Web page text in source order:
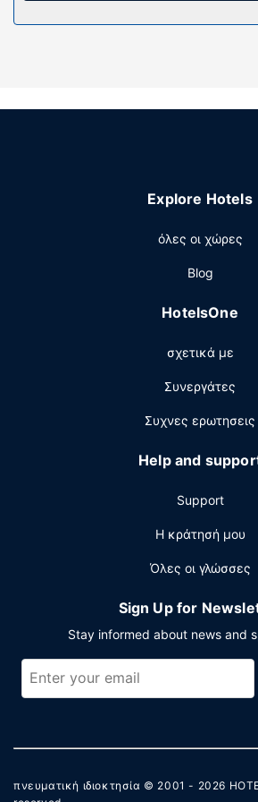
τον κήπο. Οι επιπλέον παροχές σε
Σερβίρεται δωρεάν πρωινό
Στις σημαντικές παροχές
αποσκευών. Στους χώρους μας θα
Explore Hotels
όλες οι χώρες
Blog
HotelsOne
σχετικά με
Συνεργάτες
Συχνες ερωτησεις
Help and
Support
Η κράτησή μου
Όλες οι γλώσσες
Sign Up for
Stay informed about news and
πνευματική ιδιοκτησία © 2001 - 2026